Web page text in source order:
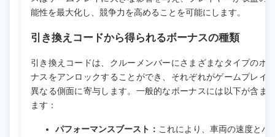
能性を最大化し、競争力を高めることを可能にします。
引き換えコードから得られるボーナスの種類
引き換えコードは、クルーメンバーにさまざまなタイプのボ
ナスをアンロックすることができ、それぞれがゲームプレイ
異なる側面に寄与します。一般的なボーナスには以下が含ま
ます：
パフォーマンスブースト： これにより、車両の速度とハ